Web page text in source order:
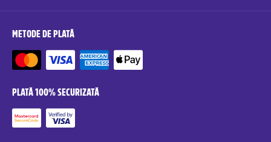
METODE DE PLATĂ
PLATĂ 100% SECURIZATĂ